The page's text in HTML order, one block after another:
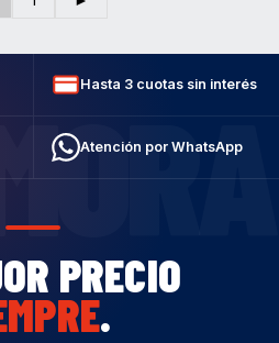
Hasta 3 cuotas sin interés
Atención por WhatsApp
PRECIO
.